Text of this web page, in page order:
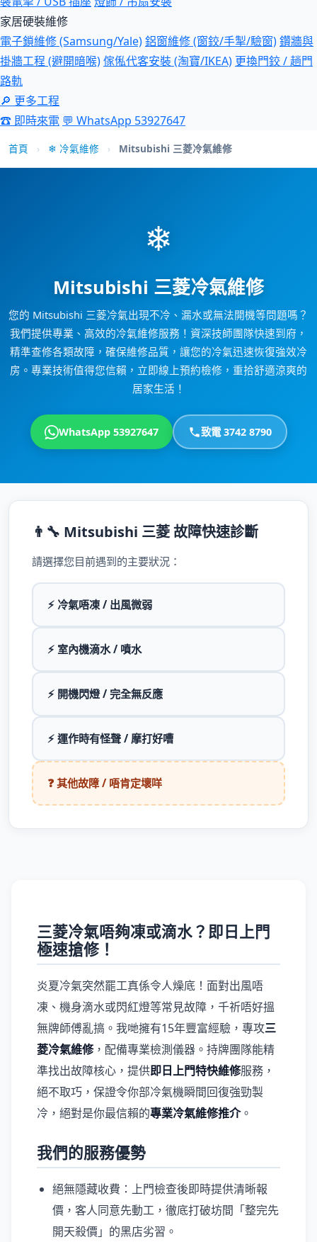
家居硬裝維修
電子鎖維修 (Samsung/Yale)鋁窗維修 (窗鉸/手掣/驗窗)鑽牆與
掛牆工程 (避開暗喉)傢俬代客安裝 (淘寶/IKEA) 更換門鉸 / 趟門
路軌
🔎 更多工程
☎ 即時來電 💬 WhatsApp 53927647
首頁 › ❄ 冷氣維修 › Mitsubishi 三菱冷氣維修
❄
Mitsubishi 三菱冷氣維修
您的 Mitsubishi 三菱冷氣出現不冷、漏水或無法開機等問題嗎？
我們提供專業、高效的冷氣維修服務！資深技師團隊快速到府，
精準查修各類故障，確保維修品質，讓您的冷氣迅速恢復強效冷
房。專業技術值得您信賴，立即線上預約檢修，重拾舒適涼爽的
居家生活！
WhatsApp 53927647 致電 3742 8790
👨‍🔧 Mitsubishi 三菱 故障快速診斷
請選擇您目前遇到的主要狀況：
⚡ 冷氣唔凍 / 出風微弱
⚡ 室內機滴水 / 噴水
⚡ 開機閃燈 / 完全無反應
⚡ 運作時有怪聲 / 摩打好嘈
❓ 其他故障 / 唔肯定壞咩
三菱冷氣唔夠凍或滴水？即日上門
極速搶修！
炎夏冷氣突然罷工真係令人燥底！面對出風唔
凍、機身滴水或閃紅燈等常見故障，千祈唔好搵
無牌師傅亂搞。我哋擁有15年豐富經驗，專攻三
菱冷氣維修，配備專業檢測儀器。持牌團隊能精
準找出故障核心，提供即日上門特快維修服務，
絕不取巧，保證令你部冷氣機瞬間回復強勁製
冷，絕對是你最信賴的專業冷氣維修推介。
我們的服務優勢
絕無隱藏收費：上門檢查後即時提供清晰報
價，客人同意先動工，徹底打破坊間「整完先
開天殺價」的黑店劣習。